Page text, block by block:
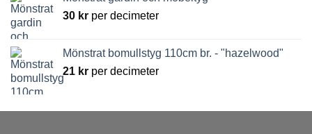
30 kr per decimeter
Mönstrat bomullstyg 110cm br. - "hazelwood"
21 kr per decimeter